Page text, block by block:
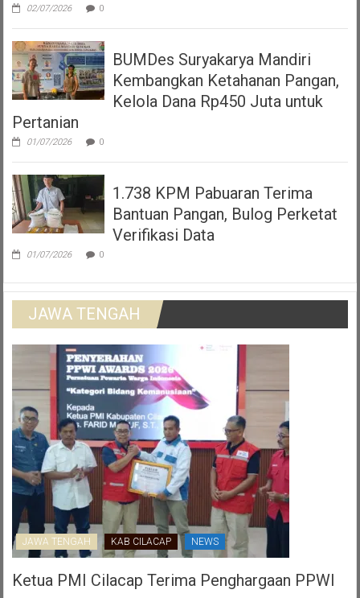
02/07/2026 0
BUMDes Suryakarya Mandiri
Kembangkan Ketahanan Pangan,
Kelola Dana Rp450 Juta untuk
Pertanian
01/07/2026 0
1.738 KPM Pabuaran Terima
Bantuan Pangan, Bulog Perketat
Verifikasi Data
01/07/2026 0
JAWA TENGAH
JAWA TENGAH KAB CILACAP NEWS
Ketua PMI Cilacap Terima Penghargaan PPWI